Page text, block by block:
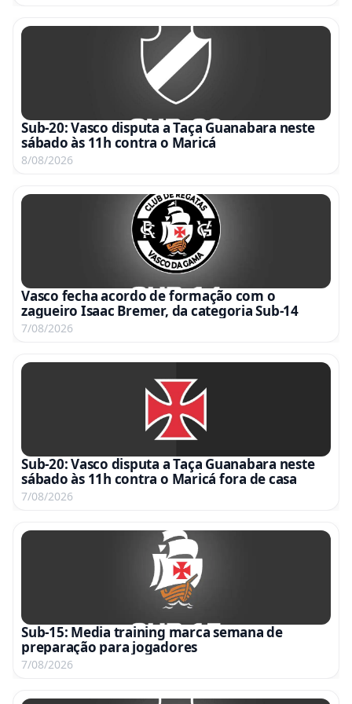
Sub-20: Vasco disputa a Taça Guanabara neste
sábado às 11h contra o Maricá
8/08/2026
Vasco fecha acordo de formação com o
zagueiro Isaac Bremer, da categoria Sub-14
7/08/2026
Sub-20: Vasco disputa a Taça Guanabara neste
sábado às 11h contra o Maricá fora de casa
7/08/2026
Sub-15: Media training marca semana de
preparação para jogadores
7/08/2026